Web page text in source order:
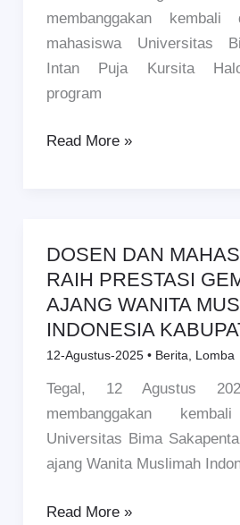
membanggakan kembali
mahasiswa Universitas
Intan Puja Kursita
program
DESAIN
Read More »
DOSEN DAN
RAIH PRESTASI
AJANG WANITA
INDONESIA
12-Agustus-2025 • Berita, Lomba
Tegal, 12 Agustus
membanggakan
Universitas Bima
ajang Wanita Muslimah
DOSEN
DAN
MAHASISWA
UBISA
RAIH
PRESTASI
GEMILANG
DI
AJANG
MUSLIMAH
Read More »